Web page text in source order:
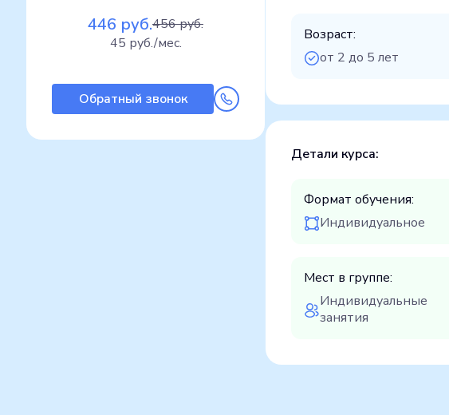
446 руб.456 руб.
45 руб./мес.
Обратный звонок
Возраст:
от 2 до 5 лет
Детали курса:
Формат обучения:
Индивидуальное
Мест в группе:
Индивидуальные
занятия